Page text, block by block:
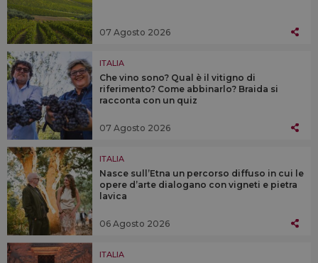
07 Agosto 2026
ITALIA
Che vino sono? Qual è il vitigno di
riferimento? Come abbinarlo? Braida si
racconta con un quiz
07 Agosto 2026
ITALIA
Nasce sull’Etna un percorso diffuso in cui le
opere d’arte dialogano con vigneti e pietra
lavica
06 Agosto 2026
ITALIA